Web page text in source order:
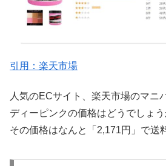
引用：楽天市場
人気のECサイト、楽天市場のマニ
ディーピンクの価格はどうでしょう
その価格はなんと「2,171円」で送